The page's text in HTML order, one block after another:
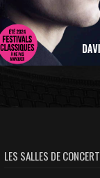
LES SALLES DE CONCERT